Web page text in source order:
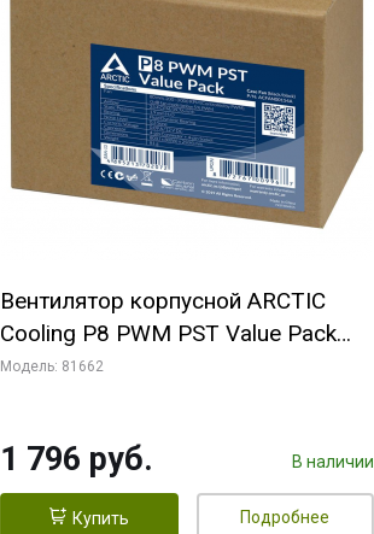
Вентилятор корпусной ARCTIC
Cooling P8 PWM PST Value Pack
(Black/Black) - retail
Модель: 81662
1 796 руб. В наличии
Купить Подробнее